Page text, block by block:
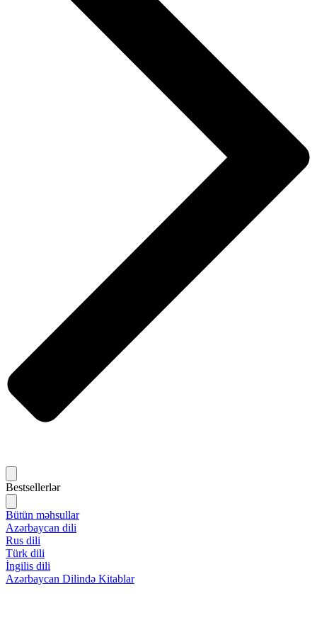
Bestsellerlər
Bütün məhsullar
Azərbaycan dili
Rus dili
Türk dili
İngilis dili
Azərbaycan Dilində Kitablar